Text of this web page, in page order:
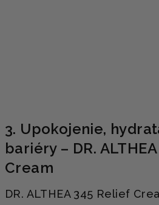
3. Upokojenie,
bariéry – DR.
Cream
DR. ALTHEA 345 Relief